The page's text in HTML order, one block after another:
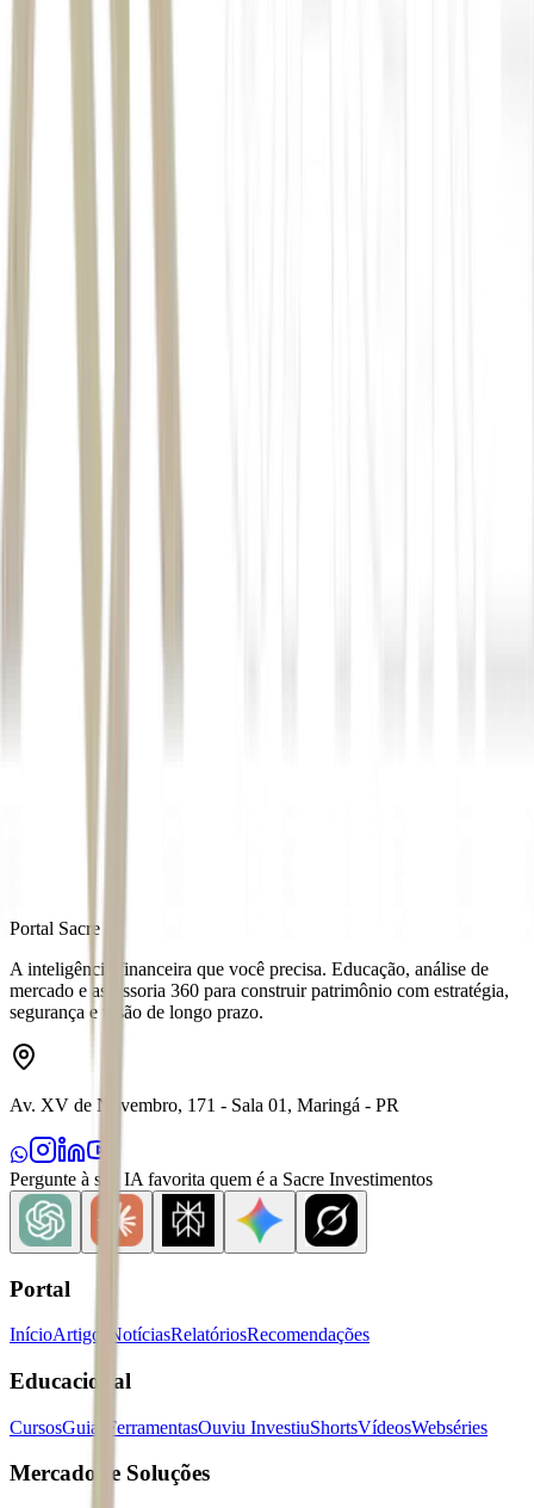
Portal Sacre
A inteligência financeira que você precisa. Educação, análise de
mercado e assessoria 360 para construir patrimônio com estratégia,
segurança e visão de longo prazo.
Av. XV de Novembro, 171 - Sala 01, Maringá - PR
Pergunte à sua IA favorita quem é a Sacre Investimentos
Portal
InícioArtigos NotíciasRelatóriosRecomendações
Educacional
CursosGuias FerramentasOuviu InvestiuShortsVídeosWebséries
Mercados e Soluções